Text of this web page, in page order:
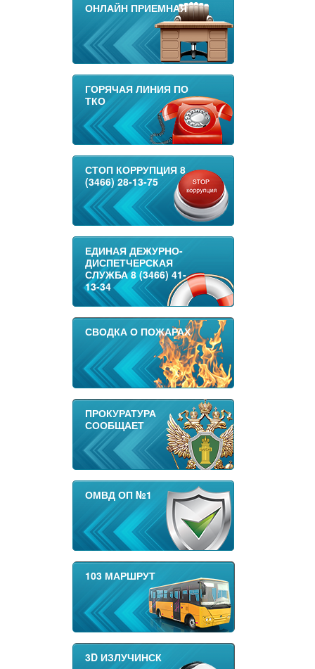
ОНЛАЙН ПРИЕМНАЯ
ГОРЯЧАЯ ЛИНИЯ ПО
ТКО
СТОП КОРРУПЦИЯ 8
(3466) 28-13-75
ЕДИНАЯ ДЕЖУРНО-
ДИСПЕТЧЕРСКАЯ
СЛУЖБА 8 (3466) 41-
13-34
СВОДКА О ПОЖАРАХ
ПРОКУРАТУРА
СООБЩАЕТ
ОМВД ОП №1
103 МАРШРУТ
3D ИЗЛУЧИНСК